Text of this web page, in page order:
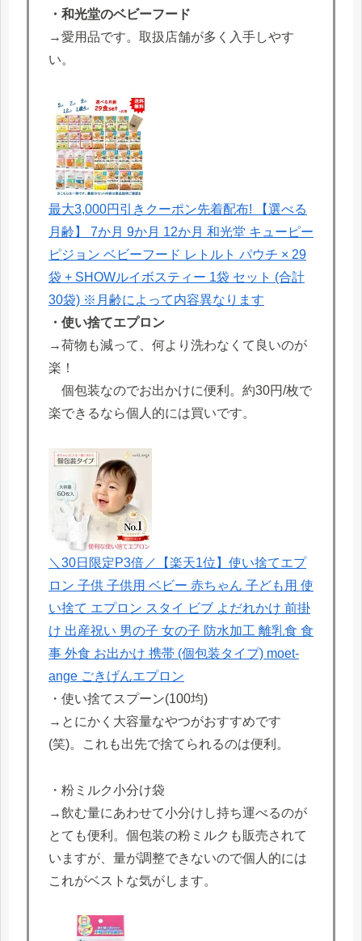
・和光堂のベビーフード
→愛用品です。取扱店舗が多く入手しやす
い。
最大3,000円引きクーポン先着配布! 【選べる
月齢】 7か月 9か月 12か月 和光堂 キューピー
ピジョン ベビーフード レトルト パウチ × 29
袋 + SHOWルイボスティー 1袋 セット (合計
30袋) ※月齢によって内容異なります
・使い捨てエプロン
→荷物も減って、何より洗わなくて良いのが
楽！
個包装なのでお出かけに便利。約30円/枚で
楽できるなら個人的には買いです。
＼30日限定P3倍／【楽天1位】使い捨てエプ
ロン 子供 子供用 ベビー 赤ちゃん 子ども用 使
い捨て エプロン スタイ ビブ よだれかけ 前掛
け 出産祝い 男の子 女の子 防水加工 離乳食 食
事 外食 お出かけ 携帯 (個包装タイプ) moet-
ange ごきげんエプロン
・使い捨てスプーン(100均)
→とにかく大容量なやつがおすすめです
(笑)。これも出先で捨てられるのは便利。
・粉ミルク小分け袋
→飲む量にあわせて小分けし持ち運べるのが
とても便利。個包装の粉ミルクも販売されて
いますが、量が調整できないので個人的には
これがベストな気がします。